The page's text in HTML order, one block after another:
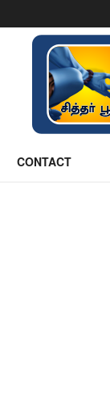
CONTACT